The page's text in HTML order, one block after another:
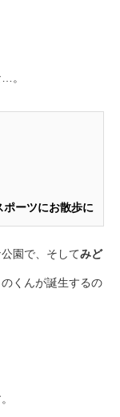
。
ーツにお散歩に
園で、そしてみど
くんが誕生するの